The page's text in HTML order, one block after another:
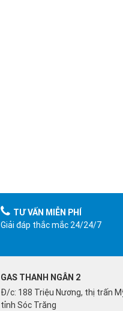
TƯ VẤN MIỄN PHÍ
Giải đáp thắc mắc 24/24/7
GAS THANH NGÂN 2
Đ/c: 188 Triệu Nương, thị trấn
tỉnh Sóc Trăng